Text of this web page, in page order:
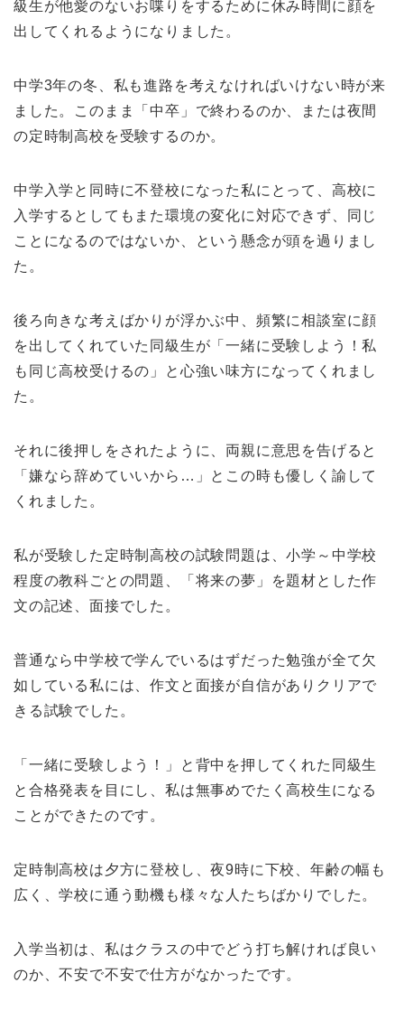
級生が他愛のないお喋りをするために休み時間に顔を
出してくれるようになりました。
中学3年の冬、私も進路を考えなければいけない時が来
ました。このまま「中卒」で終わるのか、または夜間
の定時制高校を受験するのか。
中学入学と同時に不登校になった私にとって、高校に
入学するとしてもまた環境の変化に対応できず、同じ
ことになるのではないか、という懸念が頭を過りまし
た。
後ろ向きな考えばかりが浮かぶ中、頻繁に相談室に顔
を出してくれていた同級生が「一緒に受験しよう！私
も同じ高校受けるの」と心強い味方になってくれまし
た。
それに後押しをされたように、両親に意思を告げると
「嫌なら辞めていいから…」とこの時も優しく諭して
くれました。
私が受験した定時制高校の試験問題は、小学～中学校
程度の教科ごとの問題、「将来の夢」を題材とした作
文の記述、面接でした。
普通なら中学校で学んでいるはずだった勉強が全て欠
如している私には、作文と面接が自信がありクリアで
きる試験でした。
「一緒に受験しよう！」と背中を押してくれた同級生
と合格発表を目にし、私は無事めでたく高校生になる
ことができたのです。
定時制高校は夕方に登校し、夜9時に下校、年齢の幅も
広く、学校に通う動機も様々な人たちばかりでした。
入学当初は、私はクラスの中でどう打ち解ければ良い
のか、不安で不安で仕方がなかったです。